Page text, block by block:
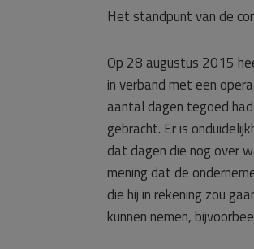
Het standpunt van de
Op 28 augustus 2015
in verband met een
aantal dagen tegoed
gebracht. Er is
dat dagen die nog over
mening dat de
die hij in rekening zou
kunnen nemen,